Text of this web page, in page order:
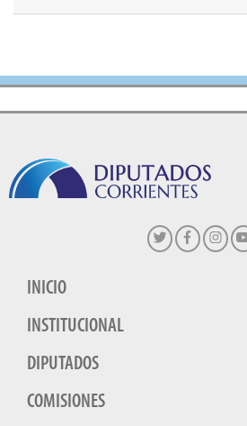
INICIO
INSTITUCIONAL
DIPUTADOS
COMISIONES